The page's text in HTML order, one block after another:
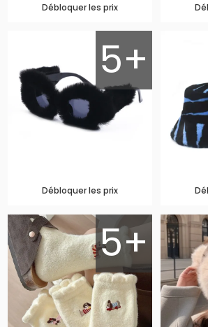
Débloquer les prix
5+
Débloquer les prix
5+